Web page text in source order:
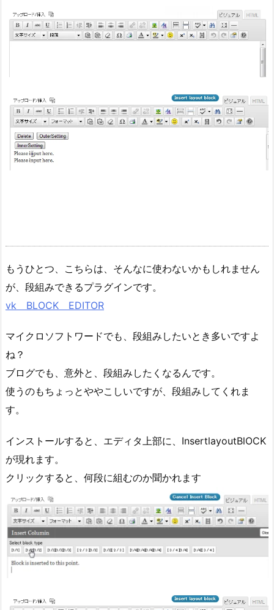
もうひとつ、こちらは、そんなに使わないかもしれません
が、段組みできるプラグインです。
vk BLOCK EDITOR
マイクロソフトワードでも、段組みしたいとき多いですよ
ね？
ブログでも、意外と、段組みしたくなるんです。
使うのもちょっとややこしいですが、段組みしてくれま
す。
インストールすると、エディタ上部に、InsertlayoutBlOCK
が現れます。
クリックすると、何段に組むのか聞かれます